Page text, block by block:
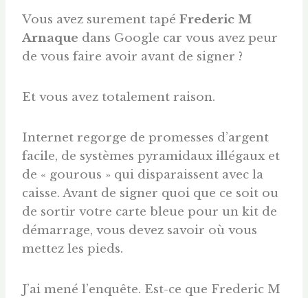
Vous avez surement tapé Frederic M
Arnaque dans Google car vous avez peur
de vous faire avoir avant de signer ?
Et vous avez totalement raison.
Internet regorge de promesses d’argent
facile, de systèmes pyramidaux illégaux et
de « gourous » qui disparaissent avec la
caisse. Avant de signer quoi que ce soit ou
de sortir votre carte bleue pour un kit de
démarrage, vous devez savoir où vous
mettez les pieds.
J’ai mené l’enquête. Est-ce que Frederic M